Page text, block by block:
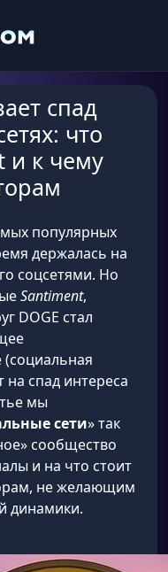
спад
что
и к чему
популярных
держалась на
соцсетями. Но
Santiment,
DOGE стал
(социальная
на спад интереса
мы
сети» так
сообщество
и на что стоит
не желающим
динамики.